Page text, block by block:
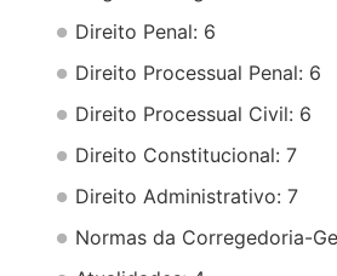
Direito Penal: 6
Direito Processual Penal: 6
Direito Processual Civil: 6
Direito Constitucional: 7
Direito Administrativo: 7
Normas da Corregedoria-